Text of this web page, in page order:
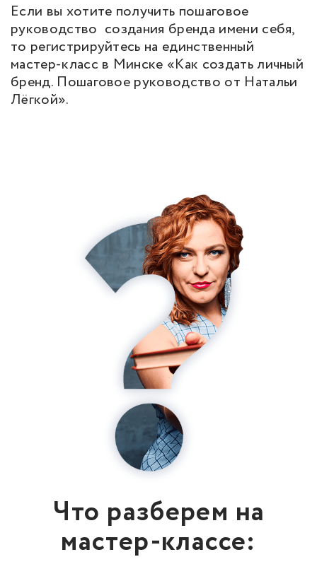
Если вы хотите получить пошаговое
руководство создания бренда имени себя,
то регистрируйтесь на единственный
мастер-класс в Минске «Как создать личный
бренд. Пошаговое руководство от Натальи
Лёгкой».
Что разберем на
мастер-классе: